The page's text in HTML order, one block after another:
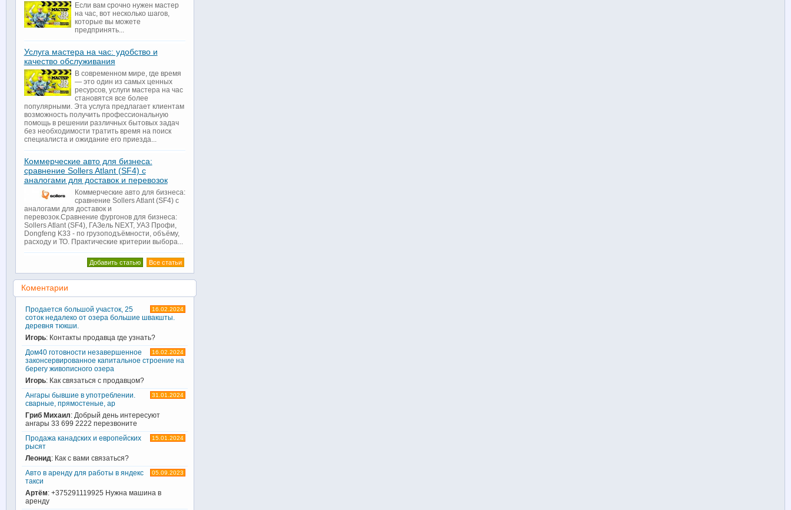
Если вам срочно нужен мастер
на час, вот несколько шагов,
которые вы можете
предпринять...
Услуга мастера на час: удобство и
качество обслуживания
В современном мире, где время
— это один из самых ценных
ресурсов, услуги мастера на час
становятся все более
популярными. Эта услуга предлагает клиентам
возможность получить профессиональную
помощь в решении различных бытовых задач
без необходимости тратить время на поиск
специалиста и ожидание его приезда...
Коммерческие авто для бизнеса:
сравнение Sollers Atlant (SF4) с
аналогами для доставок и перевозок
Коммерческие авто для бизнеса:
сравнение Sollers Atlant (SF4) с
аналогами для доставок и
перевозок.Сравнение фургонов для бизнеса:
Sollers Atlant (SF4), ГАЗель NEXT, УАЗ Профи,
Dongfeng K33 - по грузоподъёмности, объёму,
расходу и ТО. Практические критерии выбора...
Все статьи
Добавить статью
Коментарии
16.02.2024
Продается большой участок, 25
соток недалеко от озера большие швакшты.
деревня тюкши.
Игорь: Контакты продавца где узнать?
16.02.2024
Дом40 готовности незавершенное
законсервированное капитальное строение на
берегу живописного озера
Игорь: Как связаться с продавцом?
31.01.2024
Ангары бывшие в употреблении.
сварные, прямостеные, ар
Гриб Михаил: Добрый день интересуют
ангары 33 699 2222 перезвоните
15.01.2024
Продажа канадских и европейских
рысят
Леонид: Как с вами связаться?
05.09.2023
Авто в аренду для работы в яндекс
такси
Артём: +375291119925 Нужна машина в
аренду